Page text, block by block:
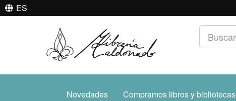
ES
Novedades Compramos libros y bibliotecas